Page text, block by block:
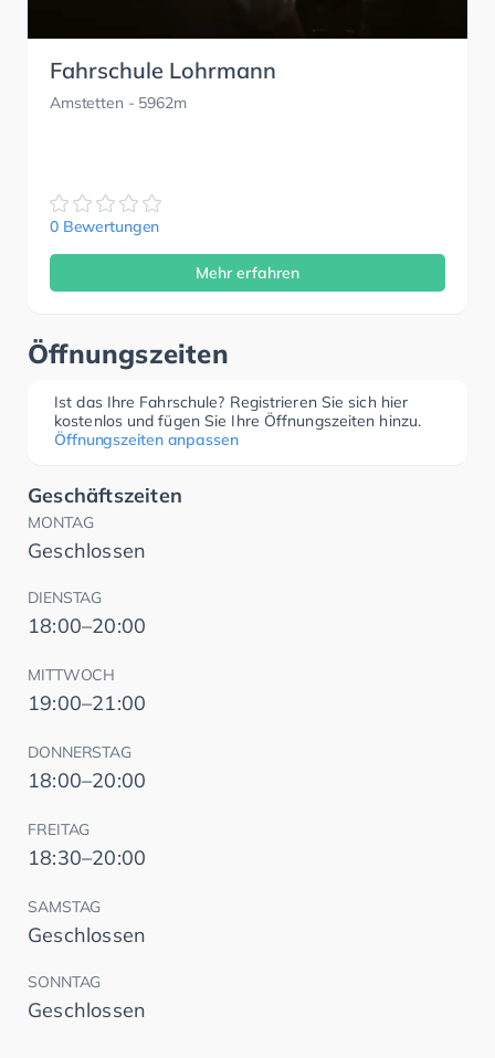
Fahrschule Lohrmann
Amstetten - 5962m
0 Bewertungen
Mehr erfahren
Öffnungszeiten
Ist das Ihre Fahrschule? Registrieren Sie sich hier
kostenlos und fügen Sie Ihre Öffnungszeiten hinzu.
Öffnungszeiten anpassen
Geschäftszeiten
MONTAG
Geschlossen
DIENSTAG
18:00–20:00
MITTWOCH
19:00–21:00
DONNERSTAG
18:00–20:00
FREITAG
18:30–20:00
SAMSTAG
Geschlossen
SONNTAG
Geschlossen